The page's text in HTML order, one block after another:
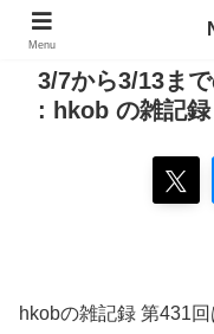
3/7から3/13ま
: hkob の雑記
hkobの雑記録 第431
Menu